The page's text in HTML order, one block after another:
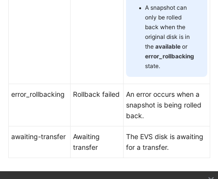
A snapshot can
only be rolled
back when the
original disk is in
the available or
error_rollbacking
state.
error_rollbacking Rollback failed
An error occurs when a
snapshot is being rolled
back.
awaiting-transfer
Awaiting
transfer
The EVS disk is awaiting
for a transfer.